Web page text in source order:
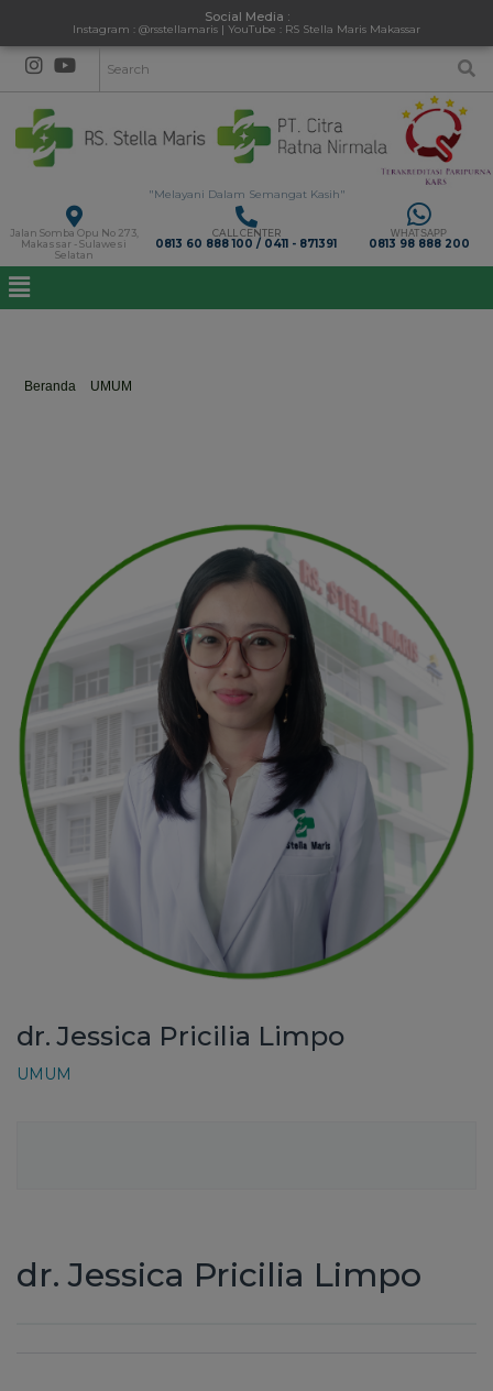
Social Media :
Instagram : @rsstellamaris | YouTube : RS Stella Maris Makassar
"Melayani Dalam Semangat Kasih"
Jalan Somba Opu No 273,
Makassar - Sulawesi
Selatan
CALL CENTER
0813 60 888 100 / 0411 - 871391
WHATSAPP
0813 98 888 200
Beranda UMUM
dr. Jessica Pricilia Limpo
UMUM
dr. Jessica Pricilia Limpo